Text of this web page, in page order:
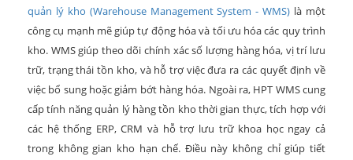
quản lý kho (Warehouse Management System - WMS) là một
công cụ mạnh mẽ giúp tự động hóa và tối ưu hóa các quy trình
kho. WMS giúp theo dõi chính xác số lượng hàng hóa, vị trí lưu
trữ, trạng thái tồn kho, và hỗ trợ việc đưa ra các quyết định về
việc bổ sung hoặc giảm bớt hàng hóa. Ngoài ra, HPT WMS cung
cấp tính năng quản lý hàng tồn kho thời gian thực, tích hợp với
các hệ thống ERP, CRM và hỗ trợ lưu trữ khoa học ngay cả
trong không gian kho hạn chế. Điều này không chỉ giúp tiết